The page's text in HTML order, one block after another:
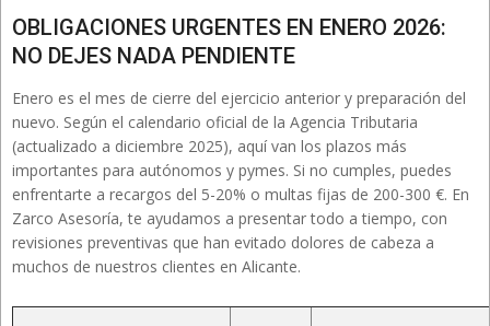
OBLIGACIONES URGENTES EN ENERO 2026:
NO DEJES NADA PENDIENTE
Enero es el mes de cierre del ejercicio anterior y preparación del
nuevo. Según el calendario oficial de la Agencia Tributaria
(actualizado a diciembre 2025), aquí van los plazos más
importantes para autónomos y pymes. Si no cumples, puedes
enfrentarte a recargos del 5-20% o multas fijas de 200-300 €. En
Zarco Asesoría, te ayudamos a presentar todo a tiempo, con
revisiones preventivas que han evitado dolores de cabeza a
muchos de nuestros clientes en Alicante.